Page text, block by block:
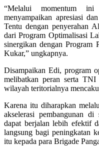
“Melalui momentum
menyampaikan apresiasi
Tentu dengan penyerahan
dari Program Optimalisasi
sinergikan dengan Program
Kukar,” ungkapnya.
Disampaikan Edi, program
melibatkan peran serta
wilayah teritorialnya
Karena itu diharapkan
akselerasi pembangunan
dapat berjalan lebih efektif
langsung bagi peningkatan
itu kepada para Brigade